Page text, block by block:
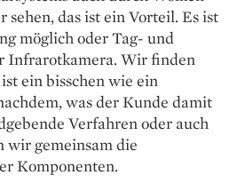
sehen, das ist ein Vorteil. Es ist
möglich oder Tag- und
Infrarotkamera. Wir finden
ein bisschen wie ein
was der Kunde damit
Verfahren oder auch
wir gemeinsam die
Komponenten.